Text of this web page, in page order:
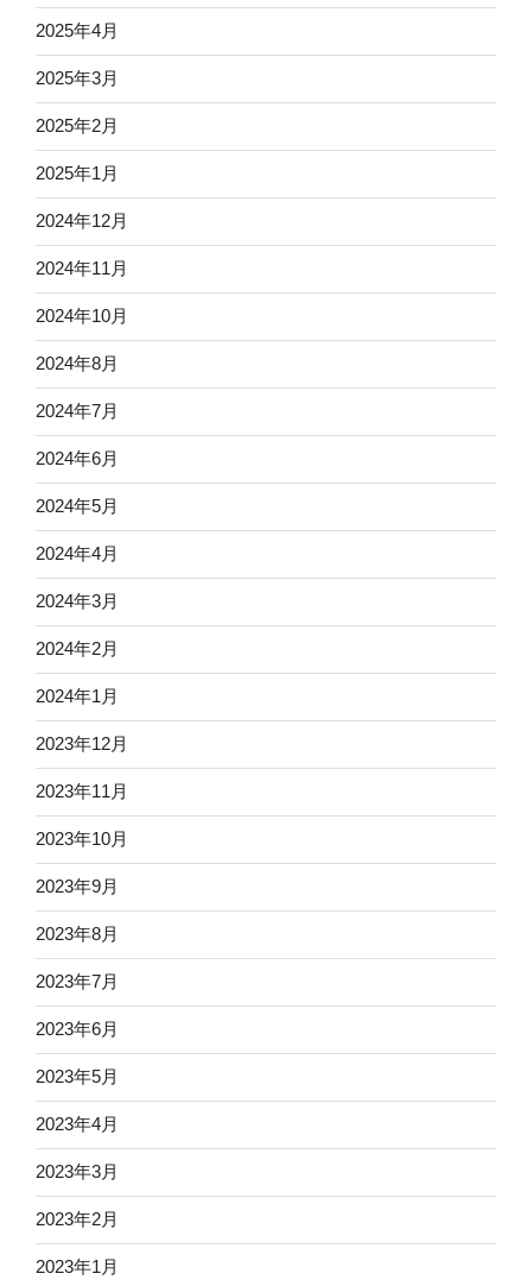
2025年4月
2025年3月
2025年2月
2025年1月
2024年12月
2024年11月
2024年10月
2024年8月
2024年7月
2024年6月
2024年5月
2024年4月
2024年3月
2024年2月
2024年1月
2023年12月
2023年11月
2023年10月
2023年9月
2023年8月
2023年7月
2023年6月
2023年5月
2023年4月
2023年3月
2023年2月
2023年1月